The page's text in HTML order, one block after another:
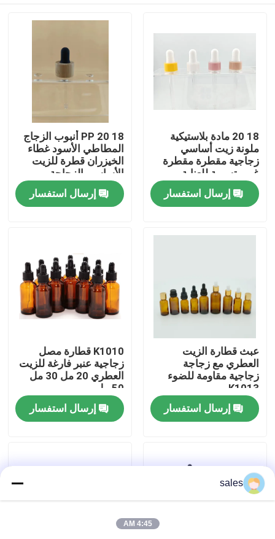
المنزل
جولة في المصنع
ضبط الجودة
اتصل بنا
أخبار
بخاخ مضخة العطور
18 20 مادة بلاستيكية
ملونة زيت أساسي
زجاجية مقطرة مقطرة
غير متسربة للعناية
بالبشرة
إرسال استفسار
18 20 PP أنبوب الزجاج
المطاطي الأسود غطاء
الخيزران قطرة للزيت
الأساسي الزجاجة
إرسال استفسار
عبث قطارة الزيت
العطري مع زجاجة
زجاجية مقاومة للضوء
K1013
إرسال استفسار
K1010 قطارة مصل
زجاجية عنبر فارغة للزيت
العطري 20 مل 30 مل
50 مل
إرسال استفسار
sales
4:45 AM